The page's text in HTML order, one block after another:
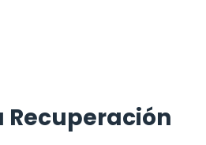
Recuperación